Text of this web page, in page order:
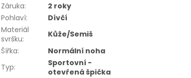
Záruka:
2 roky
Pohlaví:
Dívčí
Materiál
svršku:
Kůže/Semiš
Šířka:
Normální noha
Typ:
Sportovní -
otevřená špička